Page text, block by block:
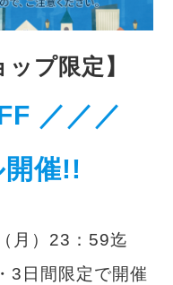
プ限定】
／ ／／
開催!!
月）23：59迄
3日間限定で開催